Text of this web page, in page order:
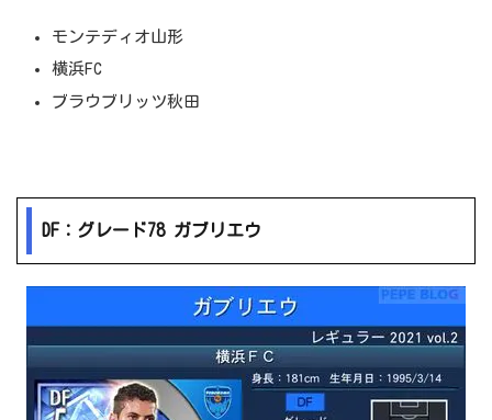
モンテディオ山形
横浜FC
ブラウブリッツ秋田
DF：グレード78 ガブリエウ